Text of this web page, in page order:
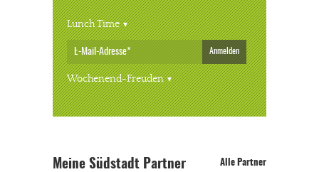
Lunch Time
Anmelden
Wochenend-Freuden
Meine Südstadt Partner Alle Partner